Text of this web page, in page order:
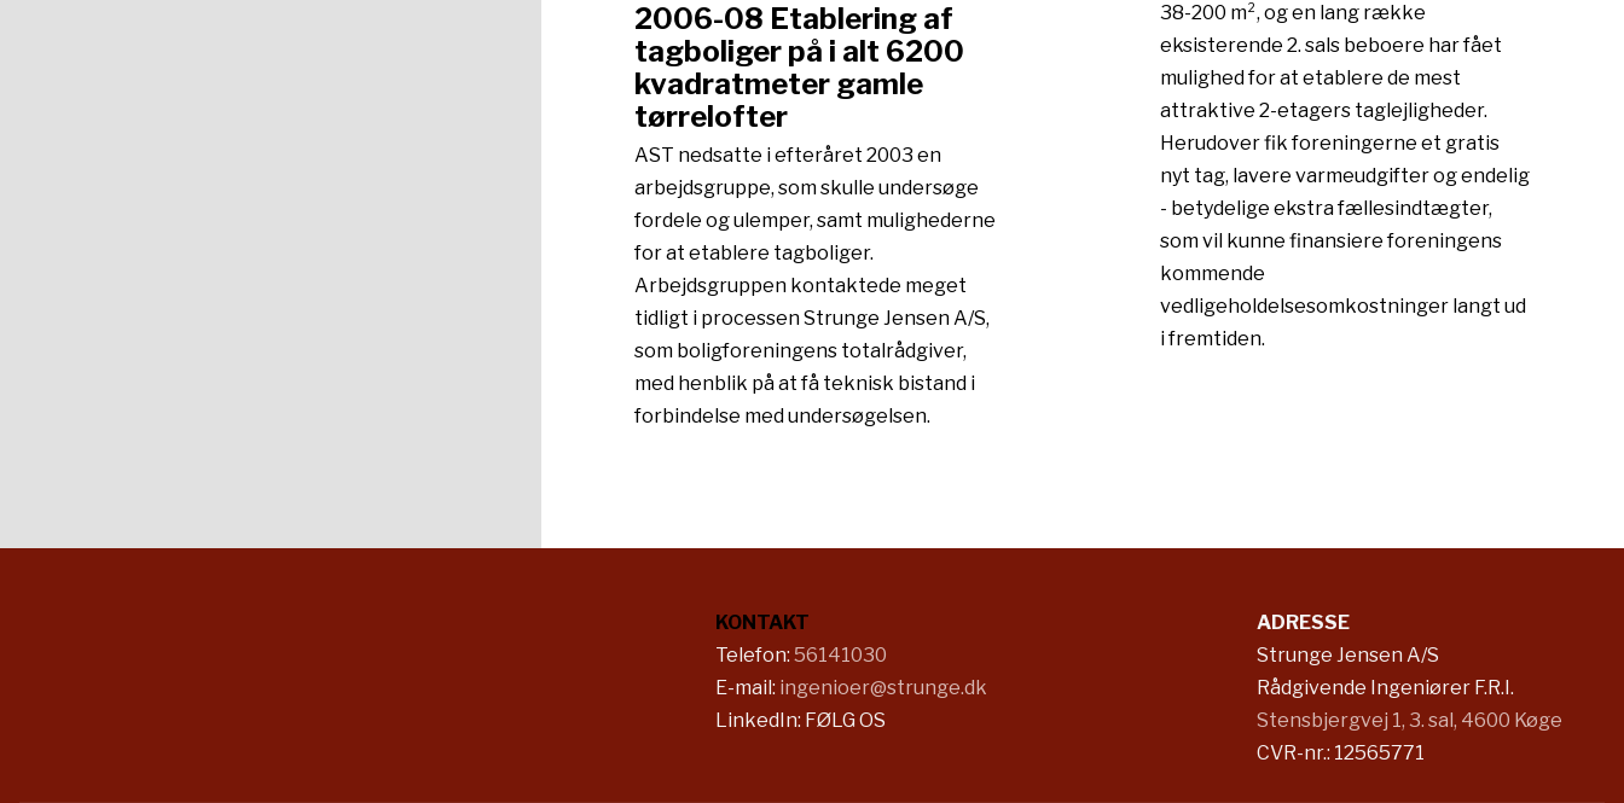
2006-08 Etablering af
tagboliger på i alt 6200
kvadratmeter gamle
tørrelofter
AST nedsatte i efteråret 2003 en
arbejdsgruppe, som skulle undersøge
fordele og ulemper, samt mulighederne
for at etablere tagboliger.
Arbejdsgruppen kontaktede meget
tidligt i processen Strunge Jensen A/S,
som boligforenin­gens totalrådgiver,
med henblik på at få teknisk bistand i
forbindelse med undersøgelsen.
38-200 m², og en lang række
eksisterende 2. sals beboere har fået
mulighed for at etablere de mest
attrak­tive 2-etagers taglejligheder.
Herudover fik foreningerne et gratis
nyt tag, lavere varmeudgifter og endelig
- betydelige ekstra fællesindtægter,
som vil kunne finansiere foreningens
kommende
vedligeholdelsesomkostninger langt ud
i fremtiden.​
KONTAKT
​​Telefon: 56141030
E-mail: ingenioer@strunge.dk
LinkedIn: FØLG OS
ADRESSE
Strunge Jensen A/S
Rådgivende Ingeniører F.R.I.​​​
Stensbjergvej 1, 3. sal, 4600 Køge​
​CVR-nr.: 12565771​​​